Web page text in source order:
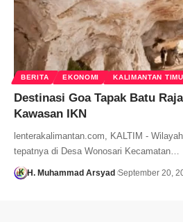
BERITA EKONOMI KALIMANTAN
Destinasi Goa Tapak Batu
Kawasan IKN
lenterakalimantan.com, KALTIM -
tepatnya di Desa Wonosari Kecamatan…
H. Muhammad Arsyad September 20,